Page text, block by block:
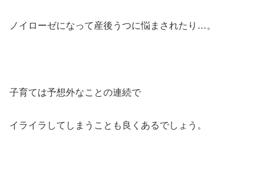
ノイローゼになって産後うつに悩まされたり…。
子育ては予想外なことの連続で
イライラしてしまうことも良くあるでしょう。